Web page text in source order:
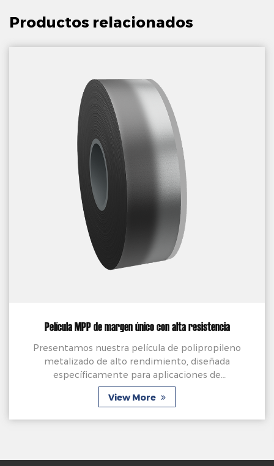
Productos relacionados
Película MPP de margen único con alta resistencia
Presentamos nuestra película de polipropileno
metalizado de alto rendimiento, diseñada
específicamente para aplicaciones de
condensadores de película. Elaborado con precisión
a partir de una película ...
View More